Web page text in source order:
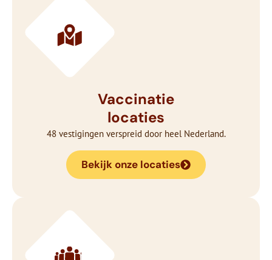
Vaccinatie
locaties
48 vestigingen verspreid door heel Nederland.
Bekijk onze locaties